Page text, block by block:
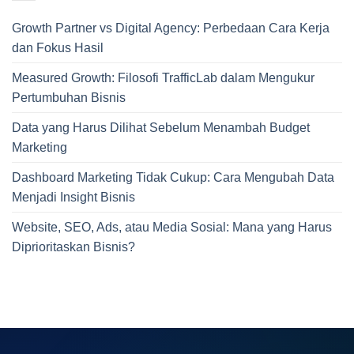
Growth Partner vs Digital Agency: Perbedaan Cara Kerja
dan Fokus Hasil
Measured Growth: Filosofi TrafficLab dalam Mengukur
Pertumbuhan Bisnis
Data yang Harus Dilihat Sebelum Menambah Budget
Marketing
Dashboard Marketing Tidak Cukup: Cara Mengubah Data
Menjadi Insight Bisnis
Website, SEO, Ads, atau Media Sosial: Mana yang Harus
Diprioritaskan Bisnis?